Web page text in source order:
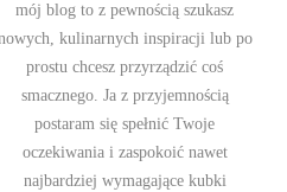
mój blog to z pewnością szukasz
kulinarnych inspiracji lub po
prostu chcesz przyrządzić coś
smacznego. Ja z przyjemnością
postaram się spełnić Twoje
oczekiwania i zaspokoić nawet
najbardziej wymagające kubki